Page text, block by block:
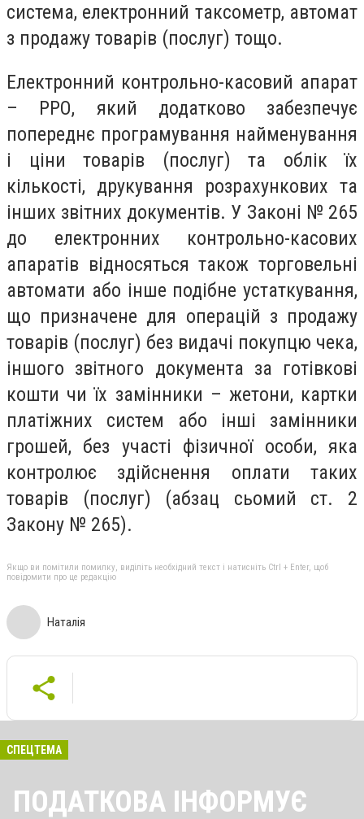
система, електронний таксометр, автомат
з продажу товарів (послуг) тощо.
Електронний контрольно-касовий апарат
– РРО, який додатково забезпечує
попереднє програмування найменування
і ціни товарів (послуг) та облік їх
кількості, друкування розрахункових та
інших звітних документів. У Законі № 265
до електронних контрольно-касових
апаратів відносяться також торговельні
автомати або інше подібне устаткування,
що призначене для операцій з продажу
товарів (послуг) без видачі покупцю чека,
іншого звітного документа за готівкові
кошти чи їх замінники – жетони, картки
платіжних систем або інші замінники
грошей, без участі фізичної особи, яка
контролює здійснення оплати таких
товарів (послуг) (абзац сьомий ст. 2
Закону № 265).
Якщо ви помітили помилку, виділіть необхідний текст і натисніть Ctrl + Enter, щоб
повідомити про це редакцію
Наталія
СПЕЦТЕМА
ПОДАТКОВА ІНФОРМУЄ